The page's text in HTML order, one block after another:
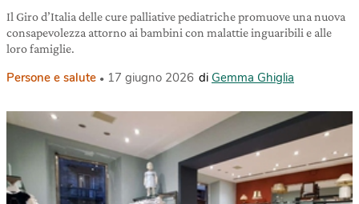
Il Giro d’Italia delle cure palliative pediatriche promuove una nuova
consapevolezza attorno ai bambini con malattie inguaribili e alle
loro famiglie.
Persone e salute 17 giugno 2026 di Gemma Ghiglia